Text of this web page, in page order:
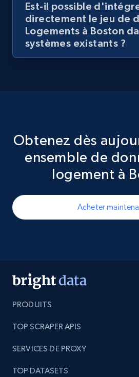
Est-il possible
directement le jeu de
Logements à Boston
systèmes existants ?
Obtenez dès
ensemble de
logement à
Acheter
PRODUITS
TOP SCRAPER APIS
SERVICES DE PROXY
TOP DATASETS